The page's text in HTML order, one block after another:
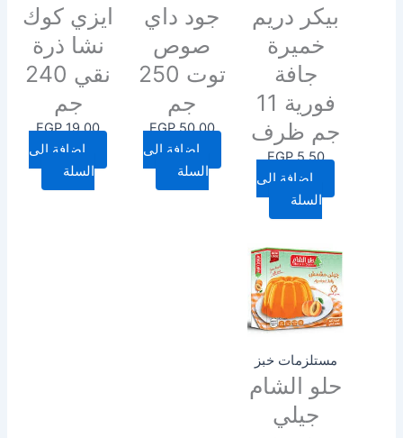
بيكر دريم
خميرة
جافة
فورية 11
جم ظرف
EGP5.50
إضافة إلى
السلة
جود داي
صوص
توت 250
جم
EGP50.00
إضافة إلى
السلة
ايزي كوك
نشا ذرة
نقي 240
جم
EGP19.00
إضافة إلى
السلة
مستلزمات خبز
حلو الشام
جيلي